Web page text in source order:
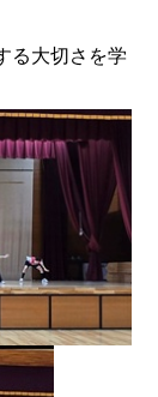
る大切さを学